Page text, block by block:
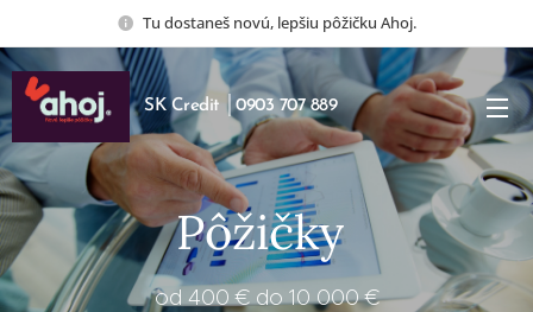
Tu dostaneš novú, lepšiu pôžičku Ahoj.
SK Credit │0903 707 889
Pôžičky
od 400 € do 10 000 €